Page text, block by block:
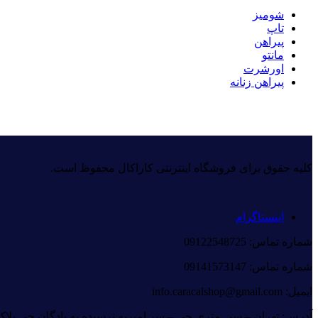
شومیز
تاپ
پیراهن
مانتو
اورشرت
پیراهن زنانه
کلیه حقوق برای فروشگاه اینترنتی کاراکال محفوظ است.
اینستاگرام
شماره تماس: 09122548725
شماره تماس: 09141573147
ایمیل: info.caracalshop@gmail.com